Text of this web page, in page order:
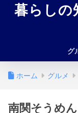
暮らしの
グ
ホーム グルメ
南関そうめ